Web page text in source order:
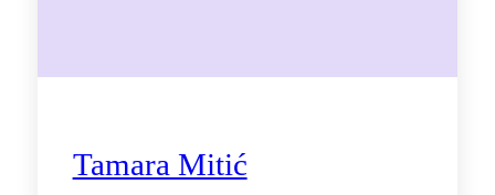
Tamara Mitić